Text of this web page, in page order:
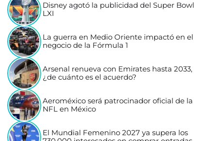
Disney agotó la publicidad del Super Bowl
LXI
La guerra en Medio Oriente impactó en el
negocio de la Fórmula 1
Arsenal renueva con Emirates hasta 2033,
¿de cuánto es el acuerdo?
Aeroméxico será patrocinador oficial de la
NFL en México
El Mundial Femenino 2027 ya supera los